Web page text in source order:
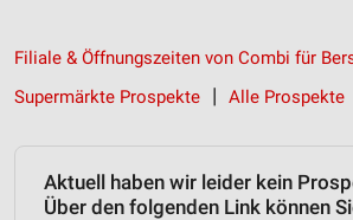
Filiale & Öffnungszeiten von Combi für
Supermärkte Prospekte
Alle Prospekte
Aktuell haben wir leider kein
Über den folgenden Link können